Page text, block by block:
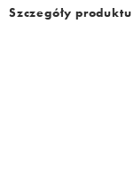
Szczegóły produktu